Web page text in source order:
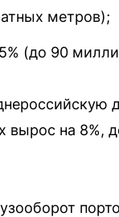
метров);
(до 90
вырос на 8%,